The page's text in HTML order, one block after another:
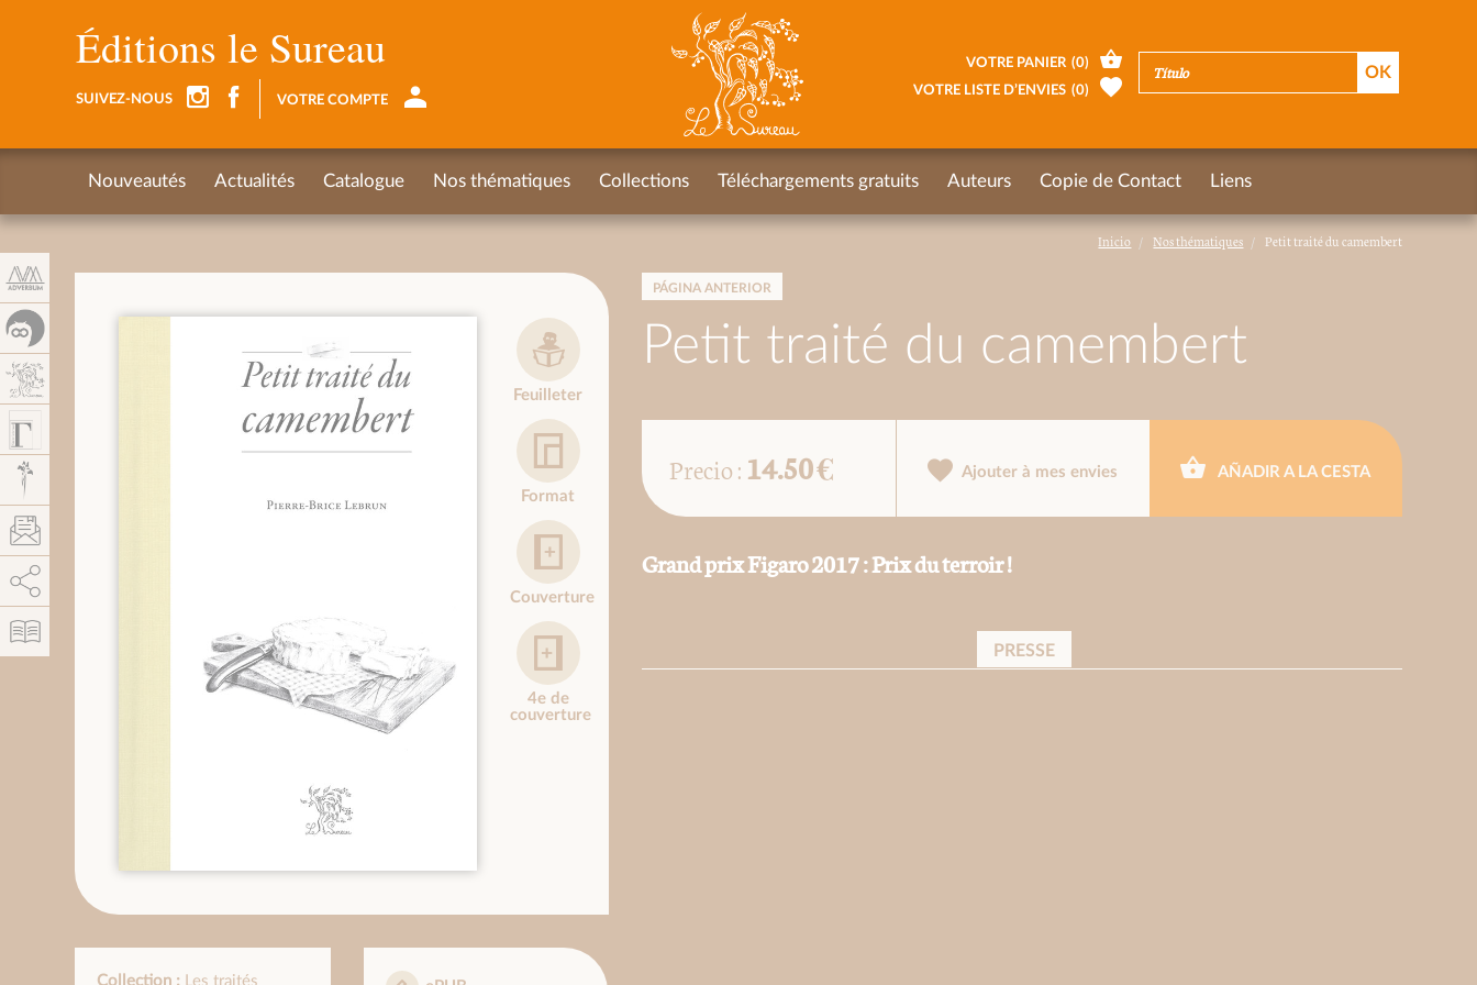
Inicio Nos thématiques Petit traité du camembert
PÁGINA ANTERIOR
Petit traité du camembert
Feuilleter
Format
Couverture
4e de
couverture
Collection : Les traités
Precio : 14.50 € Ajouter à mes envies AÑADIR A LA CESTA
Grand prix Figaro 2017 : Prix du terroir !
PRESSE
Éditions le Sureau
SUIVEZ-NOUS VOTRE COMPTE
VOTRE PANIER (0)
VOTRE LISTE D’ENVIES (0)
Nouveautés Actualités Catalogue Nos thématiques Collections Téléchargements gratuits Auteurs Copie de Contact Liens